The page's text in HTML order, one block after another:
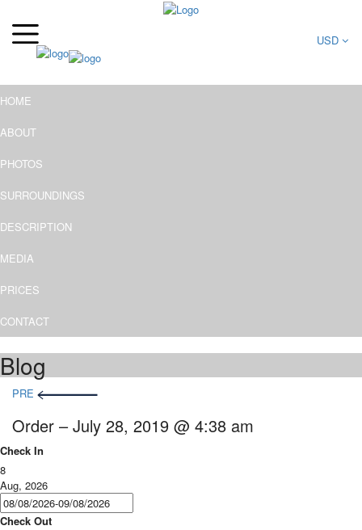
USD
HOME
ABOUT
PHOTOS
SURROUNDINGS
DESCRIPTION
MEDIA
PRICES
CONTACT
Blog
Post
PRE
Order – July 28, 2019 @ 4:38 am
Check In
8
Aug, 2026
Check Out